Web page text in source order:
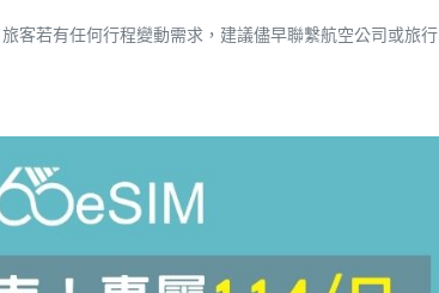
客若有任何行程變動需求，建議儘早聯繫航空公司或旅行